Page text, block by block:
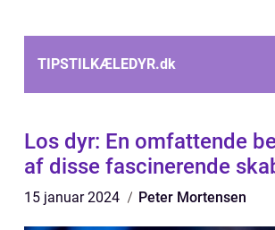
TIPSTILKÆLEDYR.dk
Los dyr: En omfattende
af disse fascinerende
15 januar 2024 Peter Mortensen